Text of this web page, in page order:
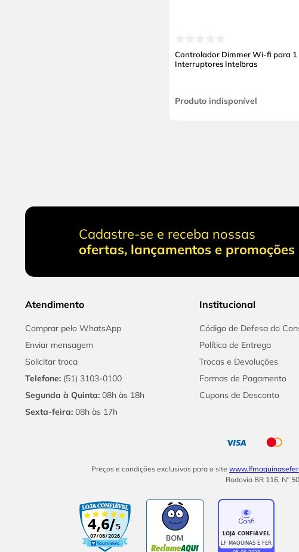
Controlador Dimmer Wi-fi para 1
Interruptores Intelbras
Produto indisponível
Cadastre-se e receba nossas
ofertas, lançamentos e promoções
Atendimento
Comprar pelo WhatsApp
Enviar mensagem
Solicitar troca
Telefone: (51) 3103-0100
Segunda à Quinta: 08h às 18h
Sexta-feira: 08h às 17h
Institucional
Código de Defesa do
Política de Entrega
Trocas e Devoluções
Formas de Pagamento
Cupons de Desconto
Preços e condições exclusivos para o site
Rodovia BR 116, Nº
BOM